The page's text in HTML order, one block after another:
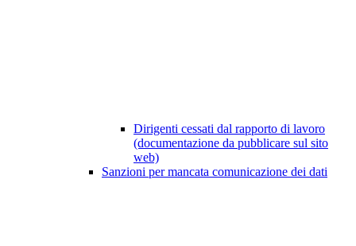
Dirigenti cessati dal rapporto di lavoro
(documentazione da pubblicare sul sito
web)
Sanzioni per mancata comunicazione dei dati